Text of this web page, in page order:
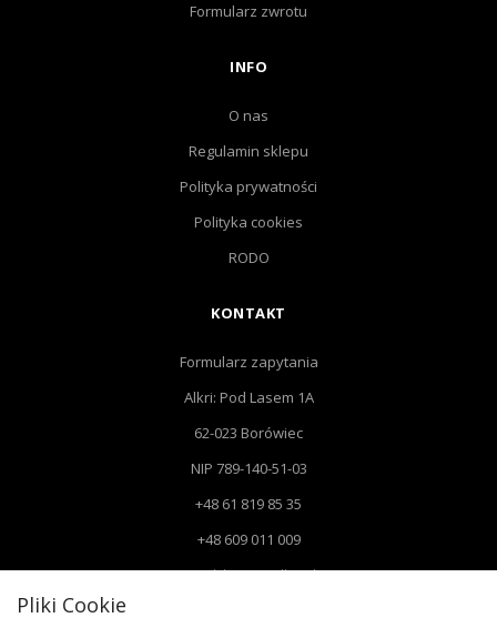
Formularz zwrotu
INFO
O nas
Regulamin sklepu
Polityka prywatności
Polityka cookies
RODO
KONTAKT
Formularz zapytania
Alkri: Pod Lasem 1A
62-023 Borówiec
NIP 789-140-51-03
+48 61 819 85 35
+48 609 011 009
Email: biuro@alkri.pl
Biuro: Pod Lasem 1 A, 62-023 Borówiec
Pliki Cookie